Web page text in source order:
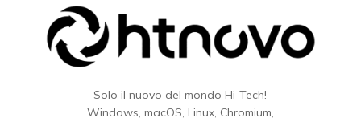
— Solo il nuovo del mondo Hi-Tech! —
Windows, macOS, Linux, Chromium,